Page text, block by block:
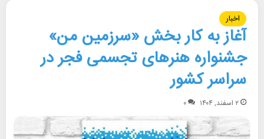
اخبار
آغاز به کار بخش «سرزمین من»
جشنواره هنرهای تجسمی فجر در
سراسر کشور
۲ اسفند, ۱۴۰۴ ۰